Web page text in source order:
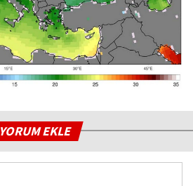
YORUM EKLE